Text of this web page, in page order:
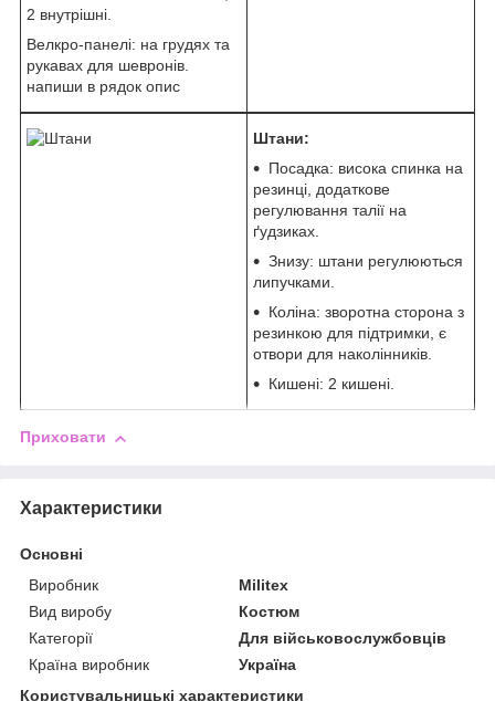
2 внутрішні.
Велкро-панелі: на грудях та
рукавах для шевронів.
напиши в рядок опис
Штани:
Посадка: висока спинка на
резинці, додаткове
регулювання талії на
ґудзиках.
Знизу: штани регулюються
липучками.
Коліна: зворотна сторона з
резинкою для підтримки, є
отвори для наколінників.
Кишені: 2 кишені.
Приховати
Характеристики
Основні
Виробник
Militex
Вид виробу
Костюм
Категорії
Для військовослужбовців
Країна виробник
Україна
Користувальницькі характеристики